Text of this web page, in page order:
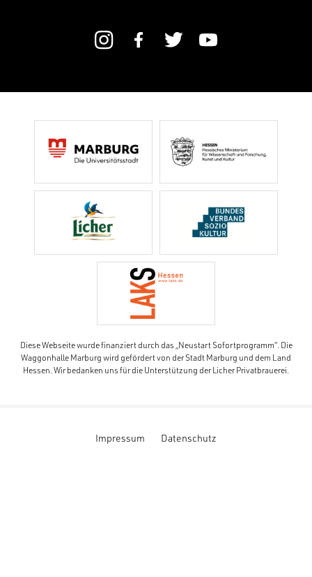
Diese Webseite wurde finanziert durch das „Neustart Sofortprogramm“. Die
Waggonhalle Marburg wird gefördert von der Stadt Marburg und dem Land
Hessen. Wir bedanken uns für die Unterstützung der Licher Privatbrauerei.
Impressum Datenschutz